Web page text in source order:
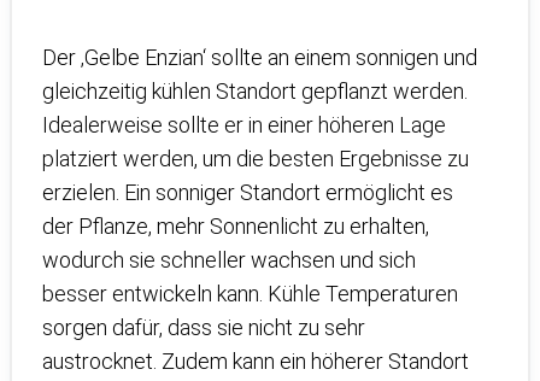
Der ‚Gelbe Enzian‘ sollte an einem sonnigen und
gleichzeitig kühlen Standort gepflanzt werden.
Idealerweise sollte er in einer höheren Lage
platziert werden, um die besten Ergebnisse zu
erzielen. Ein sonniger Standort ermöglicht es
der Pflanze, mehr Sonnenlicht zu erhalten,
wodurch sie schneller wachsen und sich
besser entwickeln kann. Kühle Temperaturen
sorgen dafür, dass sie nicht zu sehr
austrocknet. Zudem kann ein höherer Standort